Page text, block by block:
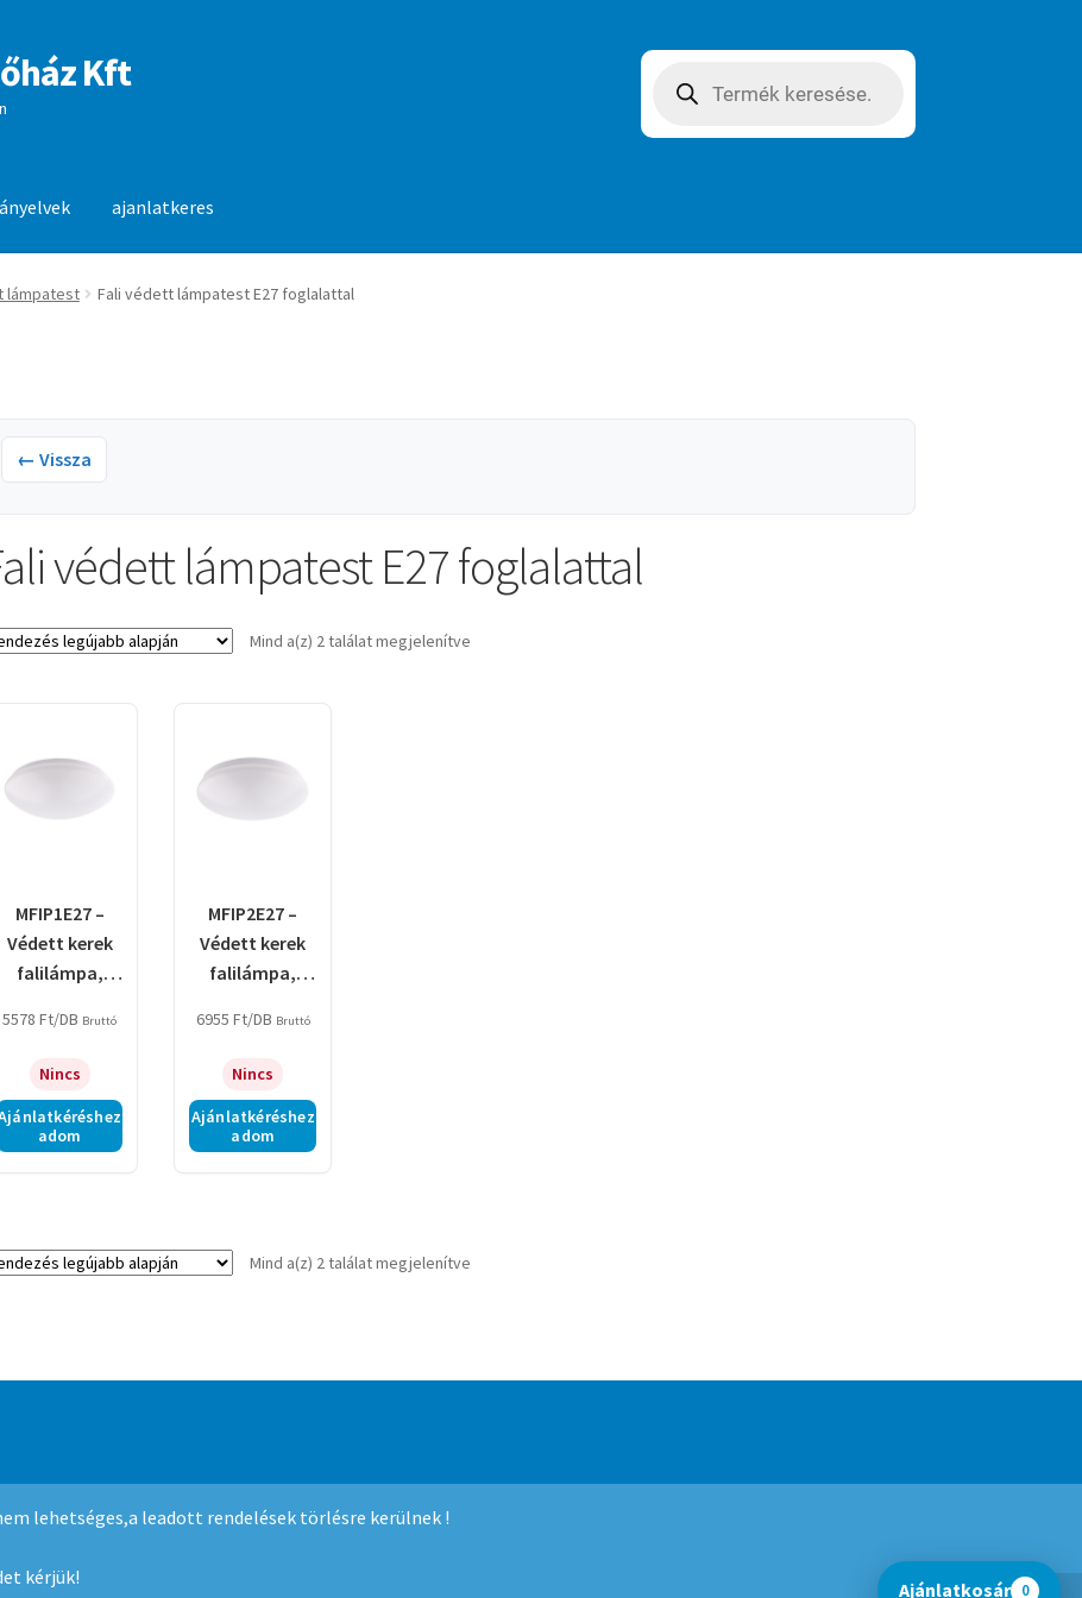
lehetséges,a leadott rendelések törlésre kerülnek !
kérjük!
Kft search
ajanlatkeres
ajanlatkeres
lámpatest Fali védett lámpatest E27 foglalattal
← Vissza
védett lámpatest E27 foglalattal
Mind a(z) 2 találat megjelenítveSorted
MFIP1E27 –
Védett kerek
falilámpa,
fehér
5578Ft/DB Bruttó
Nincs
adom
MFIP2E27 –
Védett kerek
falilámpa,
fehér
6955 Ft/DB Bruttó
Nincs
Ajánlatkéréshez
adom
Mind a(z) 2 találat megjelenítveSorted
Ajánlatkosár 0